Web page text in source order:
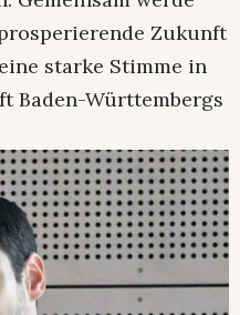
Zukunft
starke Stimme in
Baden-Württembergs